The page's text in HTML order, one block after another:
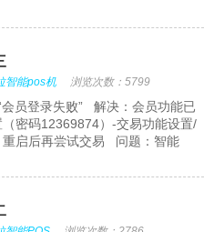
智能pos机 浏览次数：5799
员登录失败” 解决：会员功能已
密码12369874）-交易功能设置/
重启后再尝试交易 问题：智能